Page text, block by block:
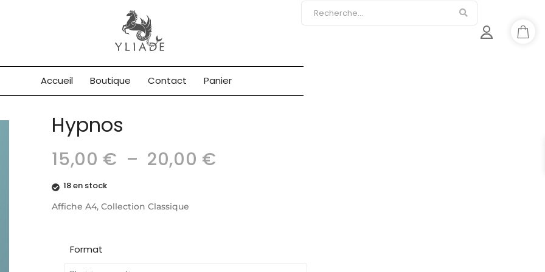
Accueil Boutique Contact Panier
Hypnos
15,00 € – 20,00 €
18 en stock
Affiche A4, Collection Classique
Format